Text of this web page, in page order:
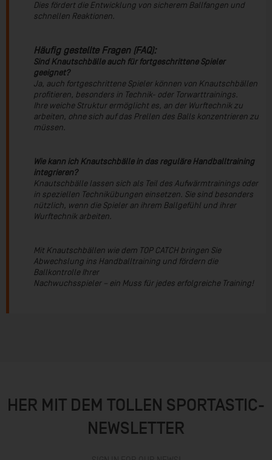
Dies fördert die Entwicklung von sicherem Ballfangen und
schnellen Reaktionen.
Häufig gestellte Fragen (FAQ):
Sind Knautschbälle auch für fortgeschrittene Spieler
geeignet?
Ja, auch fortgeschrittene Spieler können von Knautschbällen
profitieren, besonders in Technik- oder Torwarttrainings.
Ihre weiche Struktur ermöglicht es, an der Wurftechnik zu
arbeiten, ohne sich auf das Prellen des Balls konzentrieren zu
müssen.
Wie kann ich Knautschbälle in das reguläre Handballtraining
integrieren?
Knautschbälle lassen sich als Teil des Aufwärmtrainings oder
in speziellen Technikübungen einsetzen. Sie sind besonders
nützlich, wenn die Spieler an ihrem Ballgefühl und ihrer
Wurftechnik arbeiten.
Mit Knautschbällen wie dem TOP CATCH bringen Sie
Abwechslung ins Handballtraining und fördern die
Ballkontrolle Ihrer
Nachwuchsspieler – ein Muss für jedes erfolgreiche Training!
HER MIT DEM TOLLEN SPORTASTIC-
NEWSLETTER